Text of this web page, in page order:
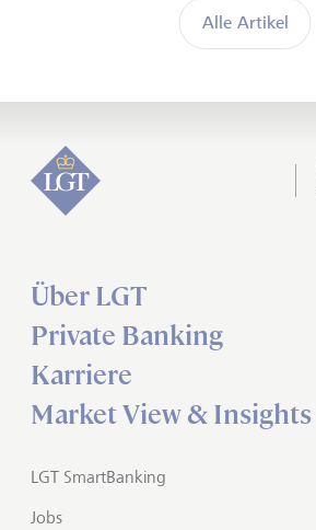
Alle Artikel
Über LGT
Private Banking
Karriere
Market View & Insights
LGT SmartBanking
Jobs